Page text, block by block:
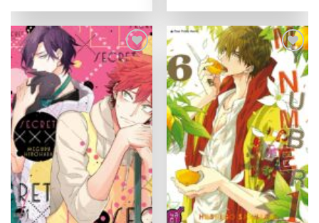
Ajouter
à la
wishlist
Ajouter
à la
wishlist